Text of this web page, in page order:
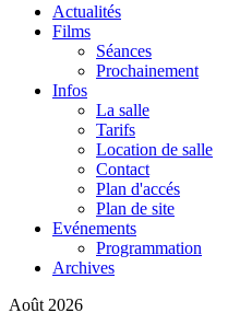
Actualités
Films
Séances
Prochainement
Infos
La salle
Tarifs
Location de salle
Contact
Plan d'accés
Plan de site
Evénements
Programmation
Archives
Août 2026